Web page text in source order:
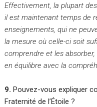
Effectivement, la plupart
il est maintenant temps de
enseignements, qui ne
la mesure où celle-ci soit
comprendre et les
en équilibre avec la
9. Pouvez-vous expliquer
Fraternité de l’Étoile ?